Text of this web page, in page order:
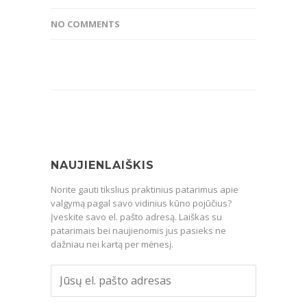
NO COMMENTS
NAUJIENLAIŠKIS
Norite gauti tikslius praktinius patarimus apie
valgymą pagal savo vidinius kūno pojūčius?
Įveskite savo el. pašto adresą. Laiškas su
patarimais bei naujienomis jus pasieks ne
dažniau nei kartą per mėnesį.